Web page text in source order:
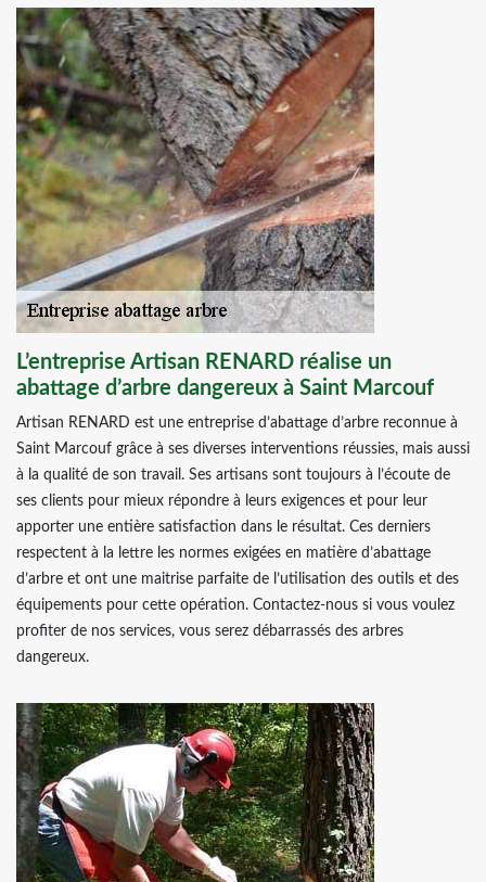
L’entreprise Artisan RENARD réalise un
abattage d’arbre dangereux à Saint Marcouf
Artisan RENARD est une entreprise d’abattage d’arbre reconnue à
Saint Marcouf grâce à ses diverses interventions réussies, mais aussi
à la qualité de son travail. Ses artisans sont toujours à l’écoute de
ses clients pour mieux répondre à leurs exigences et pour leur
apporter une entière satisfaction dans le résultat. Ces derniers
respectent à la lettre les normes exigées en matière d’abattage
d’arbre et ont une maitrise parfaite de l’utilisation des outils et des
équipements pour cette opération. Contactez-nous si vous voulez
profiter de nos services, vous serez débarrassés des arbres
dangereux.